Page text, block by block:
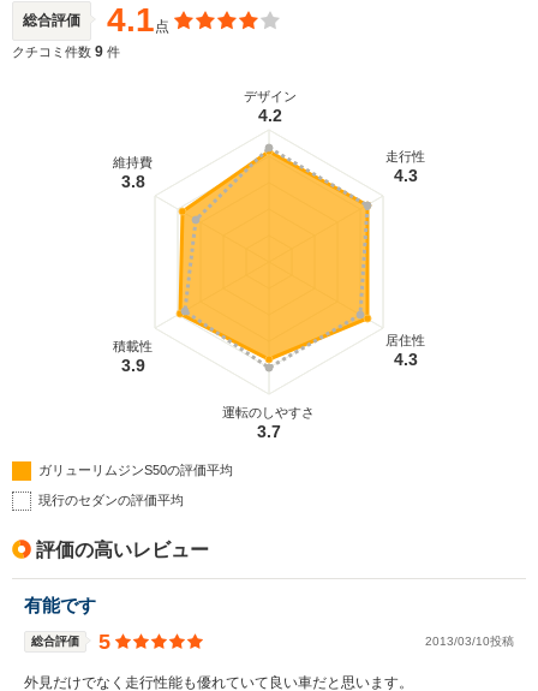
総合評価 4.1点
クチコミ件数 9 件
デザイン
4.2
走行性
4.3
居住性
4.3
運転のしやすさ
3.7
積載性
3.9
維持費
3.8
ガリューリムジンS50の評価平均
現行のセダンの評価平均
評価の高いレビュー
有能です
総合評価 5 2013/03/10投稿
外見だけでなく走行性能も優れていて良い車だと思います。